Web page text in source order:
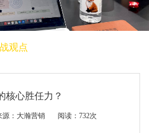
观点
核心胜任力？
源：大瀚营销 阅读： 732次